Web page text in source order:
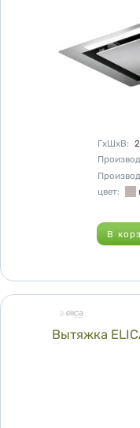
ГхШхВ:
цвет:
Вытяжка